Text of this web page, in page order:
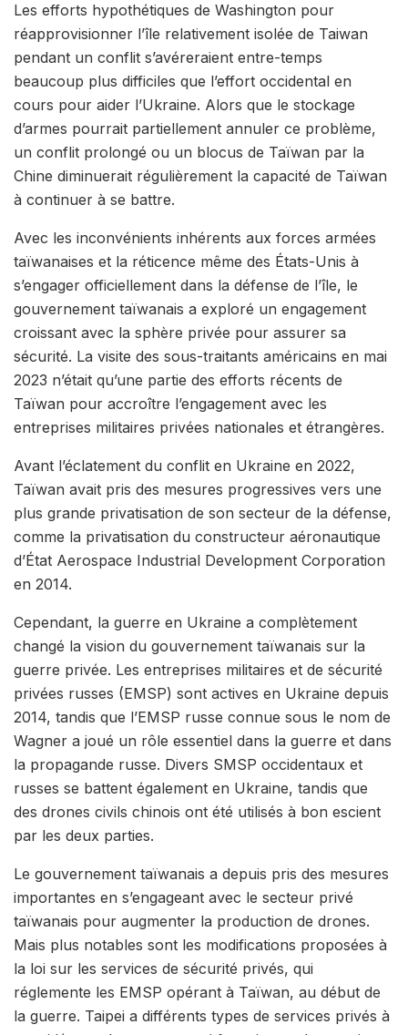
Les efforts hypothétiques de Washington pour
réapprovisionner l’île relativement isolée de Taiwan
pendant un conflit s’avéreraient entre-temps
beaucoup plus difficiles que l’effort occidental en
cours pour aider l’Ukraine. Alors que le stockage
d’armes pourrait partiellement annuler ce problème,
un conflit prolongé ou un blocus de Taïwan par la
Chine diminuerait régulièrement la capacité de Taïwan
à continuer à se battre.
Avec les inconvénients inhérents aux forces armées
taïwanaises et la réticence même des États-Unis à
s’engager officiellement dans la défense de l’île, le
gouvernement taïwanais a exploré un engagement
croissant avec la sphère privée pour assurer sa
sécurité. La visite des sous-traitants américains en mai
2023 n’était qu’une partie des efforts récents de
Taïwan pour accroître l’engagement avec les
entreprises militaires privées nationales et étrangères.
Avant l’éclatement du conflit en Ukraine en 2022,
Taïwan avait pris des mesures progressives vers une
plus grande privatisation de son secteur de la défense,
comme la privatisation du constructeur aéronautique
d’État Aerospace Industrial Development Corporation
en 2014.
Cependant, la guerre en Ukraine a complètement
changé la vision du gouvernement taïwanais sur la
guerre privée. Les entreprises militaires et de sécurité
privées russes (EMSP) sont actives en Ukraine depuis
2014, tandis que l’EMSP russe connue sous le nom de
Wagner a joué un rôle essentiel dans la guerre et dans
la propagande russe. Divers SMSP occidentaux et
russes se battent également en Ukraine, tandis que
des drones civils chinois ont été utilisés à bon escient
par les deux parties.
Le gouvernement taïwanais a depuis pris des mesures
importantes en s’engageant avec le secteur privé
taïwanais pour augmenter la production de drones.
Mais plus notables sont les modifications proposées à
la loi sur les services de sécurité privés, qui
réglemente les EMSP opérant à Taïwan, au début de
la guerre. Taipei a différents types de services privés à